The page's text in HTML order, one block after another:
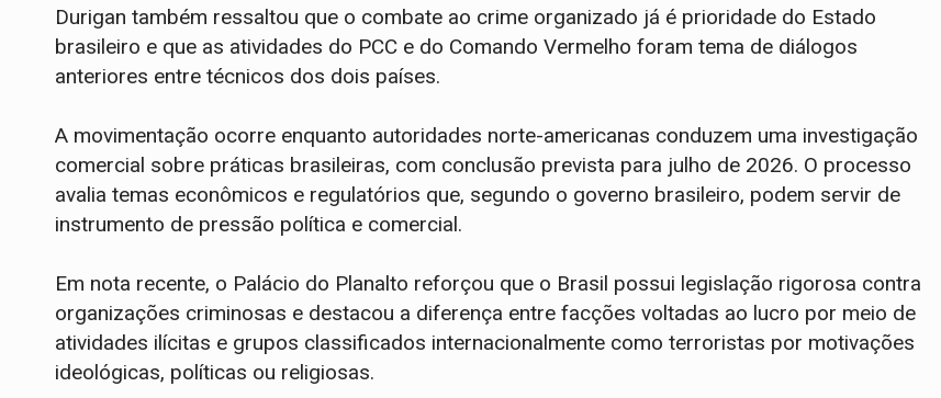
Durigan também ressaltou que o combate ao crime organizado já é prioridade do Estado
brasileiro e que as atividades do PCC e do Comando Vermelho foram tema de diálogos
anteriores entre técnicos dos dois países.
A movimentação ocorre enquanto autoridades norte-americanas conduzem uma investigação
comercial sobre práticas brasileiras, com conclusão prevista para julho de 2026. O processo
avalia temas econômicos e regulatórios que, segundo o governo brasileiro, podem servir de
instrumento de pressão política e comercial.
Em nota recente, o Palácio do Planalto reforçou que o Brasil possui legislação rigorosa contra
organizações criminosas e destacou a diferença entre facções voltadas ao lucro por meio de
atividades ilícitas e grupos classificados internacionalmente como terroristas por motivações
ideológicas, políticas ou religiosas.